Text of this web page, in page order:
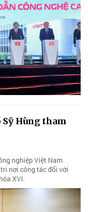
Hùng tham
nghiệp Việt Nam
nơi công tác đối với
XVI.